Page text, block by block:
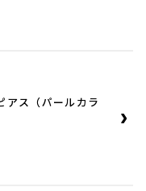
アス（パールカラ